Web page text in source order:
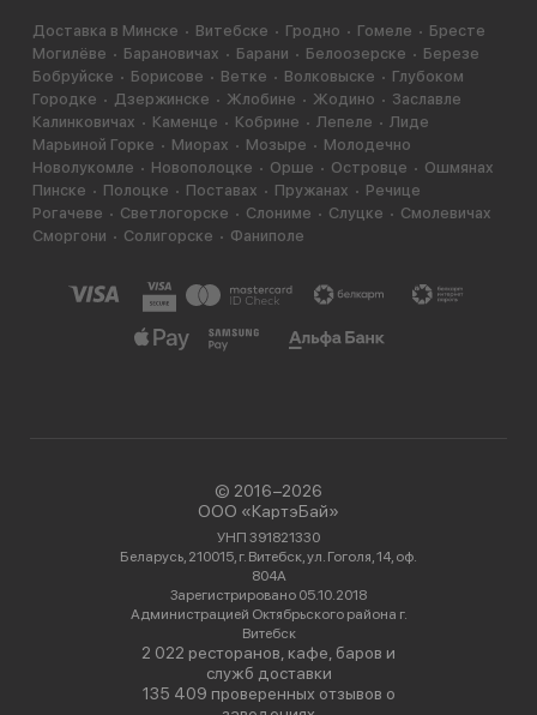
Доставка в Минске Витебске Гродно Гомеле
Бресте
Могилёве
Барановичах Барани Белоозерске
Березе
Бобруйске
Борисове Ветке Волковыске
Глубоком
Городке
Дзержинске Жлобине Жодино
Заславле
Калинковичах
Каменце Кобрине Лепеле
Лиде
Марьиной Горке
Миорах Мозыре
Молодечно
Новолукомле
Новополоцке Орше Островце
Ошмянах
Пинске
Полоцке Поставах Пружанах
Речице
Рогачеве
Светлогорске Слониме Слуцке
Смолевичах
Сморгони
Солигорске Фаниполе
© 2016−2026
ООО «КартэБай»
УНП 391821330
Беларусь, 210015, г. Витебск, ул. Гоголя, 14, оф.
804А
Зарегистрировано 05.10.2018
Администрацией Октябрьского района г.
Витебск
2 022 ресторанов, кафе, баров и
служб доставки
135 409 проверенных отзывов о